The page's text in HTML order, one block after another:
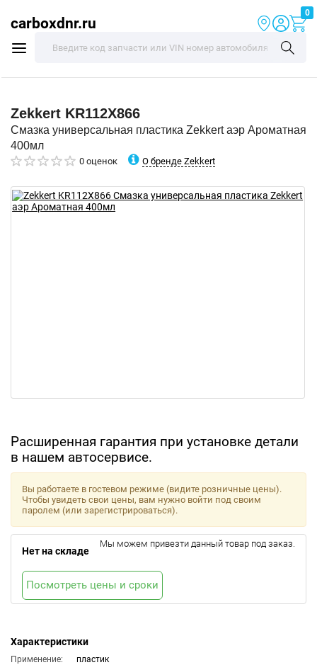
carboxdnr.ru
0
Zekkert KR112X866
Смазка универсальная пластика Zekkert аэр Ароматная
400мл
0 оценок О бренде Zekkert
Расширенная гарантия при установке детали
в нашем автосервисе.
Характеристики
Применение:
пластик
Вы работаете в гостевом режиме (видите розничные цены).
Чтобы увидеть свои цены, вам нужно войти под своим
паролем (или зарегистрироваться).
Нет на складе
Мы можем привезти данный товар под заказ.
Посмотреть цены и сроки